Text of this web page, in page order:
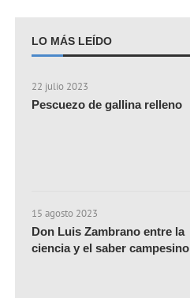
LO MÁS LEÍDO
22 julio 2023
Pescuezo de gallina relleno
15 agosto 2023
Don Luis Zambrano entre la
ciencia y el saber campesino